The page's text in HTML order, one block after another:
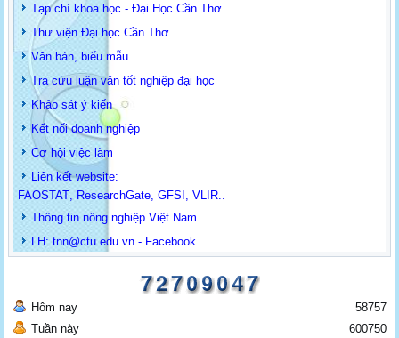
Tạp chí khoa học - Đại Học Cần Thơ
Thư viện Đại học Cần Thơ
Văn bản, biểu mẫu
Tra cứu luận văn tốt nghiệp đại học
Khảo sát ý kiến
Kết nối doanh nghiệp
Cơ hội việc làm
Liên kết website:
FAOSTAT ResearchGate ,GFSI ,VLIR
Thông tin nông nghiệp Việt Nam
LH: tnn@ctu.edu.vn - Facebook
Hôm nay
Tuần này
58757
600750